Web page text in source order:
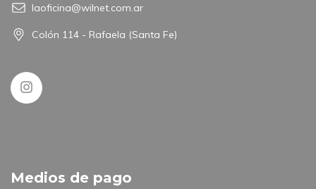
laoficina@wilnet.com.ar
Colón 114 - Rafaela (Santa Fe)
Medios de pago